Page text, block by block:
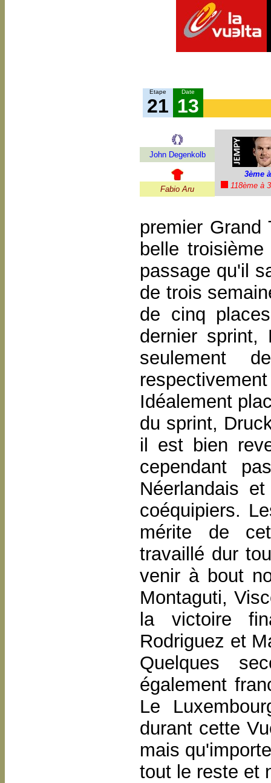
Etape
21
Date
13
John Degenkolb
Fabio Aru
3ème
118ème à
premier
belle
passage qu'il
de trois
de cinq
dernier
seulement
Idéalement
du sprint,
il est bien
cependant
Néerlandais
coéquipiers.
mérite de
travaillé dur
venir à bout
Montaguti,
la victoire
Rodriguez et
Quelques
également
Le
durant cette
mais
tout le reste et